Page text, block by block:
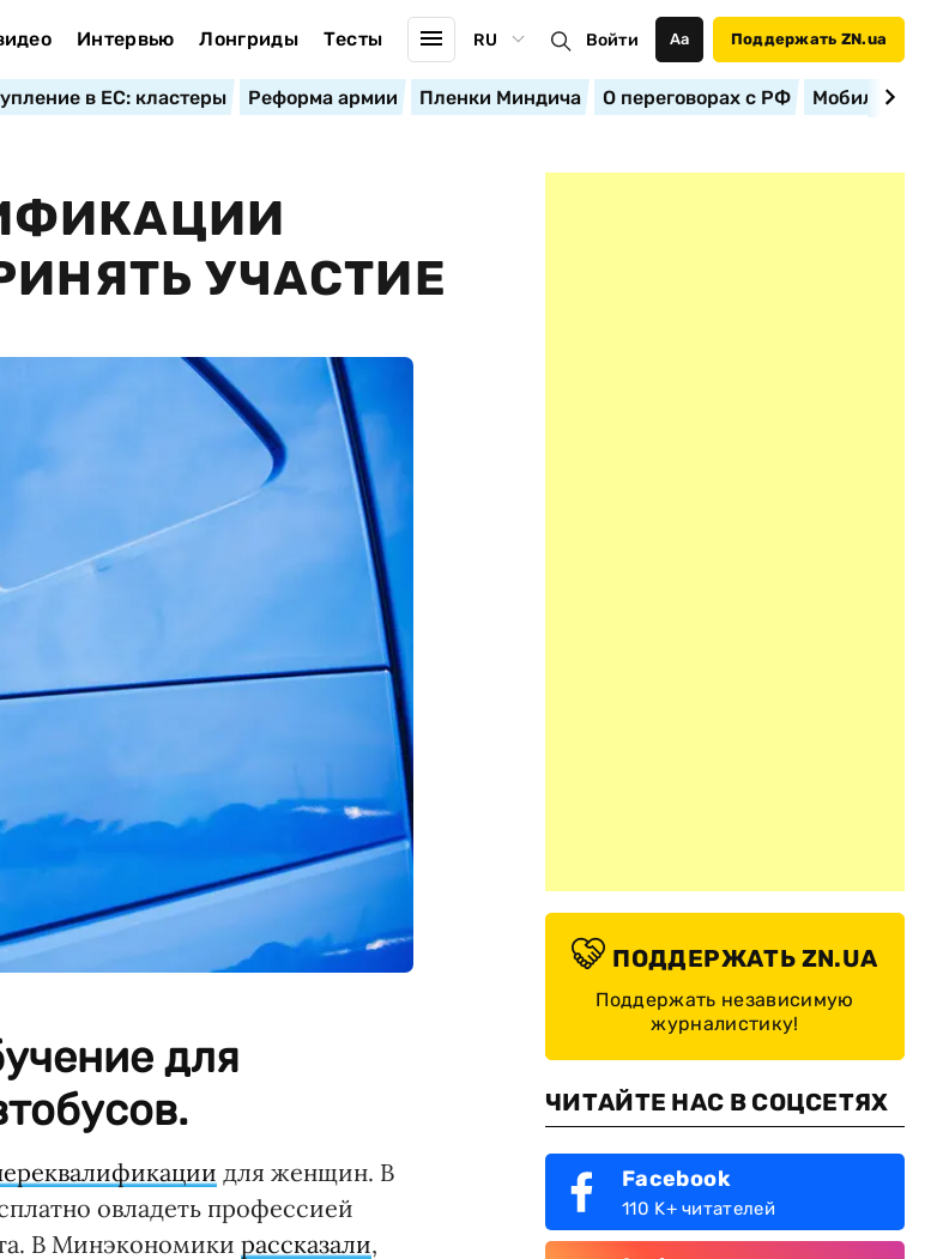
Интервью Лонгриды Тесты RU Войти Аа Поддержать ZN.ua
в ЕС: кластеры Реформа армии Пленки Миндича О переговорах с РФ
УЧАСТИЕ
для
для женщин. В
овладеть профессией
В Минэкономики рассказали,
ПОДДЕРЖАТЬ ZN.UA
Поддержать независимую
журналистику!
ЧИТАЙТЕ НАС В СОЦСЕТЯХ
Facebook
110 K+ читателей